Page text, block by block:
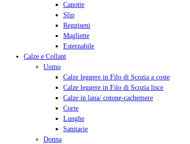
Canotte
Slip
Reggiseni
Magliette
Esternabile
Calze e Collant
Uomo
Calze leggere in Filo di Scozia a coste
Calze leggere in Filo di Scozia lisce
Calze in lana/ cotone-cachemere
Corte
Lunghe
Sanitarie
Donna